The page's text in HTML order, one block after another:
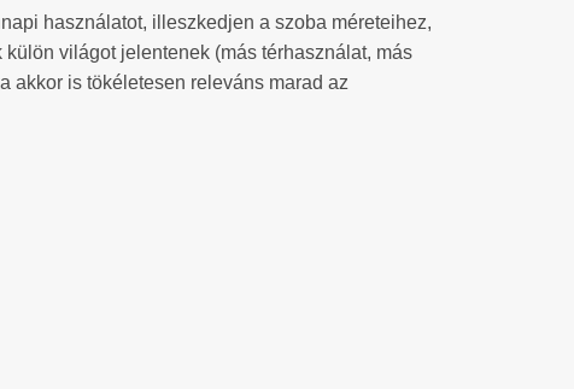
használatot, illeszkedjen a szoba méreteihez,
világot jelentenek (más térhasználat, más
akkor is tökéletesen releváns marad az